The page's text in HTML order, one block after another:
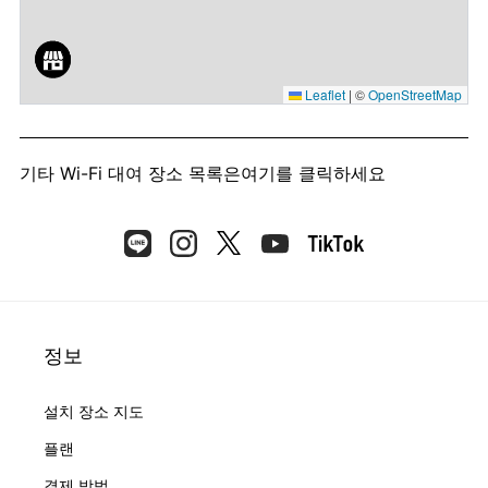
Leaflet | ©OpenStreetMap
기타 Wi-Fi 대여 장소 목록은여기를 클릭하세요
정보
설치 장소 지도
플랜